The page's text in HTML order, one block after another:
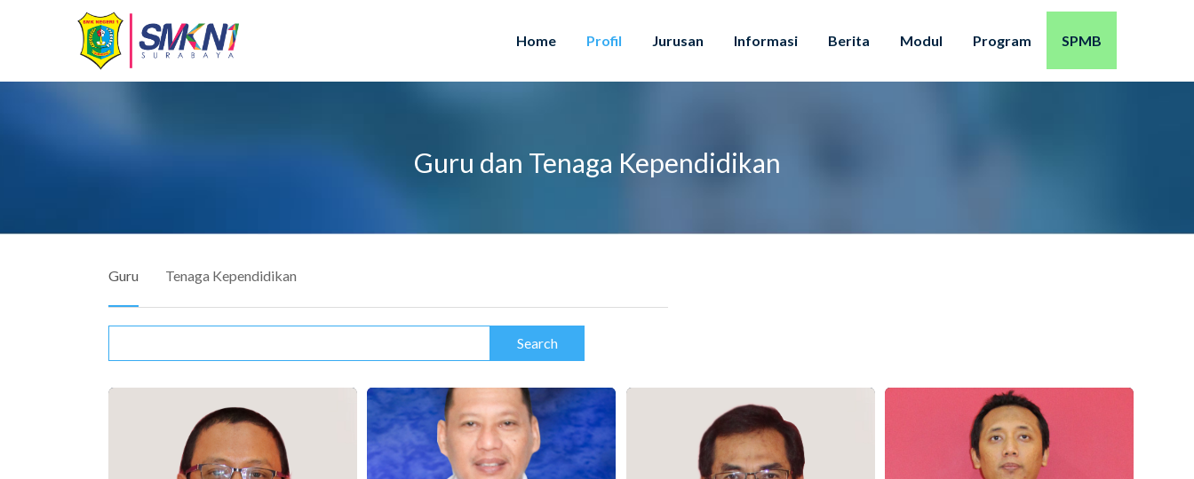
Home Profil Jurusan Informasi Berita Modul Program SPMB
Guru dan Tenaga Kependidikan
Guru Tenaga Kependidikan